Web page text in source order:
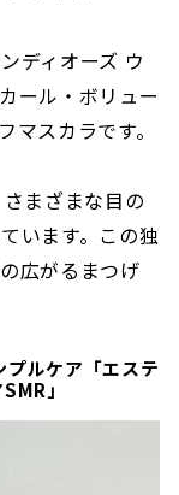
ディオーズ ウ
ール・ボリュー
マスカラです。
まざまな目の
います。この独
広がるまつげ
ルケア「エステ
」